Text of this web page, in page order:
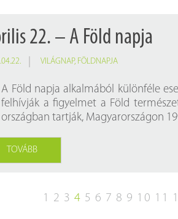
22. – A Föld napja
VILÁGNAP, FÖLDNAPJA
A Föld napja alkalmából különféle
felhívják a figyelmet a Föld
országban tartják, Magyarországon
TOVÁBB
1 2 3 4 5 6 7 8 9 10 11